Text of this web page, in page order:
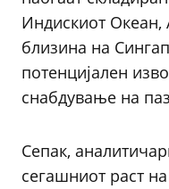
Индискиот
близина на
потенцијален
снабдување на
Сепак,
сегашниот раст